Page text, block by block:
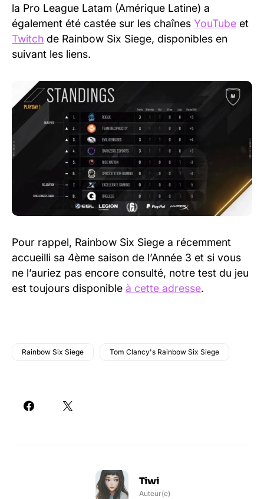
la Pro League Latam (Amérique Latine) a
également été castée sur les chaînes YouTube et
Twitch de Rainbow Six Siege, disponibles en
suivant les liens.
Pour rappel, Rainbow Six Siege a récemment
accueilli sa 4ème saison de l’Année 3 et si vous
ne l’auriez pas encore consulté, notre test du jeu
est toujours disponible à cette adresse.
Rainbow Six Siege Tom Clancy's Rainbow Six Siege
Tiwi
Auteur(e)